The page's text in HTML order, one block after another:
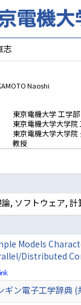
志
Naoshi
東京電機大学 工学
東京電機大学大学
東京電機大学大学
教授
, ソフトウェア,
Models
Distributed
ギン電子工学辞典